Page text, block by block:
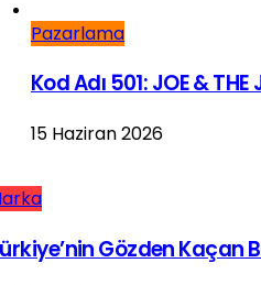
Pazarlama
Kod Adı 501: JOE & THE
15 Haziran 2026
Gözden Kaçan